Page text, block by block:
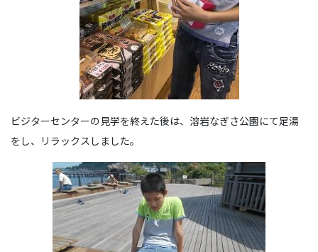
ビジターセンターの見学を終えた後は、溶岩なぎさ公園にて足湯
をし、リラックスしました。